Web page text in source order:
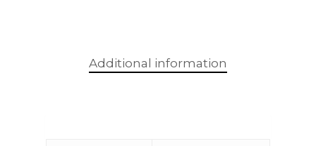
Additional information